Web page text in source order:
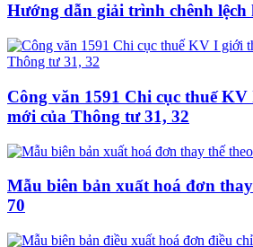
Hướng dẫn giải trình chênh lệch
Công văn 1591 Chi cục thuế
mới của Thông tư 31, 32
Mẫu biên bản xuất hoá đơn
70